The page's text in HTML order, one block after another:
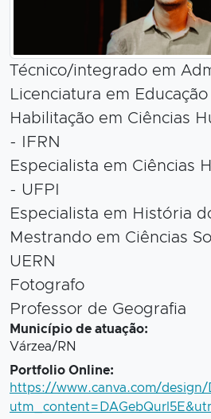
Técnico/integrado em
Licenciatura em
Habilitação em Ciências
- IFRN
Especialista em Ciências
- UFPI
Especialista em História
Mestrando em Ciências
UERN
Fotografo
Professor de Geografia
Município de atuação:
Várzea/RN
Portfolio Online:
https://www.canva.com/design/